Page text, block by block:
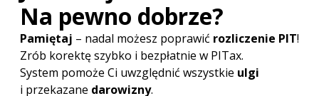
podkreślenia wymaga, że osoba, na której ciąży
obowiązek rozliczenia oraz zapłaty podatku jest
zobowiązana do złożenia deklaracji oraz wynikającego
z niej podatku bez wezwania organu podatkowego.
Wyjątek tutaj stanowią tylko deklaracje zbiorcze